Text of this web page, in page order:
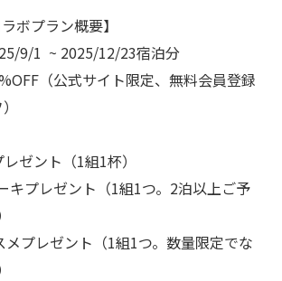
ボプラン概要】
9/1 ~ 2025/12/23宿泊分
（公式サイト限定、無料会員登録
ゼント（1組1杯）
プレゼント（1組1つ。2泊以上ご予
プレゼント（1組1つ。数量限定でな